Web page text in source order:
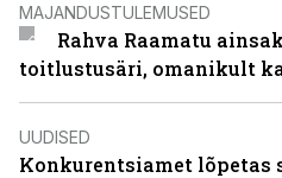
MAJANDUSTULEMUSED
Rahva Raamatu
toitlustusäri, omanikult
UUDISED
Konkurentsiamet lõpetas